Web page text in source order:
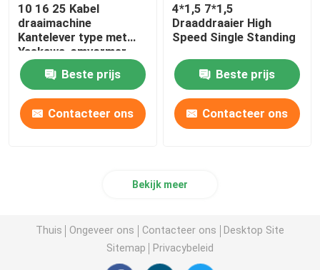
10 16 25 Kabel
draaimachine
Kantelever type met
Yaskawa-omvormer
Beste prijs
Contacteer ons
4*1,5 7*1,5
Draaddraaier High
Speed Single Standing
Beste prijs
Contacteer ons
Bekijk meer
Thuis Ongeveer ons Contacteer ons
Desktop Site
Sitemap
Privacybeleid